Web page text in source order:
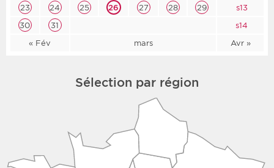
« Fév mars Avr »
23
24 25 26 27 28 29
s13
30
31 s14
Sélection par région